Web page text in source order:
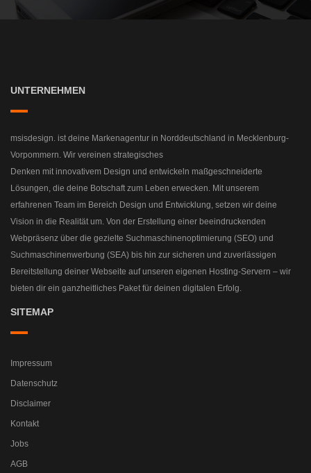
UNTERNEHMEN
msisdesign. ist deine Markenagentur in Norddeutschland in Mecklenburg-
Vorpommern. Wir vereinen strategisches
Denken mit innovativem Design und entwickeln maßgeschneiderte
Lösungen, die deine Botschaft zum Leben erwecken. Mit unserem
erfahrenen Team im Bereich Design und Entwicklung, setzen wir deine
Vision in die Realität um. Von der Erstellung einer beeindruckenden
Webpräsenz über die gezielte Suchmaschinenoptimierung (SEO) und
Suchmaschinenwerbung (SEA) bis hin zur sicheren und zuverlässigen
Bereitstellung deiner Webseite auf unseren eigenen Hosting-Servern – wir
bieten dir ein ganzheitliches Paket für deinen digitalen Erfolg.
SITEMAP
Impressum
Datenschutz
Disclaimer
Kontakt
Jobs
AGB